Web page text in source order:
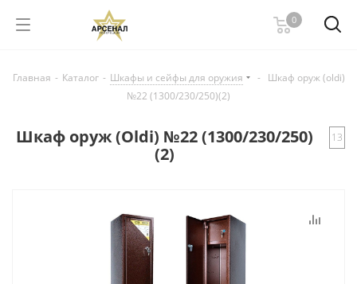
0
Главная - Каталог - Шкафы и сейфы для оружия -
Шкаф оруж (oldi)
№22 (1300/230/250)(2)
Шкаф оруж (Oldi) №22 (1300/230/250)
(2)
13